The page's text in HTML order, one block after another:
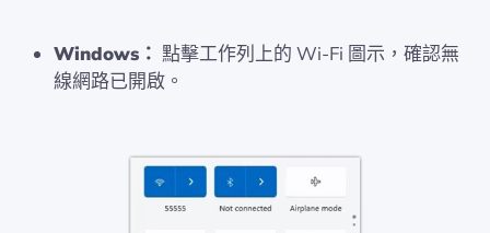
Windows： 點擊工作列上的 Wi-Fi 圖示，確認無
線網路已開啟。